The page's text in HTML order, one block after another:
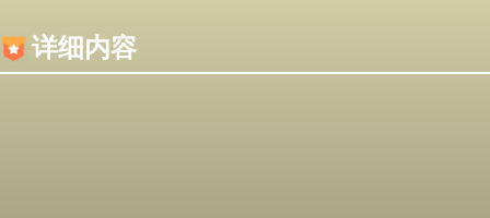
详细内容